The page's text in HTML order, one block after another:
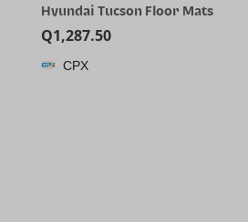
Hyundai Tucson Floor Mats
(Gas Models Only) | All-
Weather TPE Car Mats &
Cargo Liner, Custom Fit for
Q1,287.50
CPX